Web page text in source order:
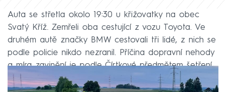
Auta se střetla okolo 19:30 u křižovatky na obec
Svatý Kříž. Zemřeli oba cestující z vozu Toyota. Ve
druhém autě značky BMW cestovali tři lidé, z nich se
podle policie nikdo nezranil. Příčina dopravní nehody
a míra zavinění je podle Čírtkové předmětem šetření.